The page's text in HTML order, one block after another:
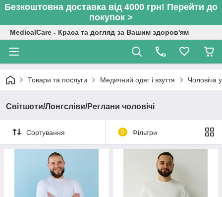
Безкоштовна доставка від 4000 грн! Перейти до
покупок >
MedicalCare - Краса та догляд за Вашим здоров'ям
Товари та послуги Медичний одяг і взуття Чоловіча
Світшоти/Лонгсліви/Реглани чоловічі
Сортування 0 Фільтри